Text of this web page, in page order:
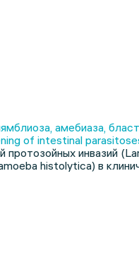
амебиаза,
of intestinal
инвазий
histolytica) в